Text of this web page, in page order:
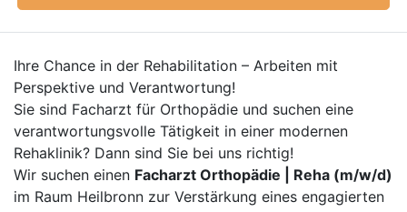
Ihre Chance in der Rehabilitation – Arbeiten mit
Perspektive und Verantwortung!
Sie sind Facharzt für Orthopädie und suchen eine
verantwortungsvolle Tätigkeit in einer modernen
Rehaklinik? Dann sind Sie bei uns richtig!
Wir suchen einen Facharzt Orthopädie | Reha (m/w/d)
im Raum Heilbronn zur Verstärkung eines engagierten